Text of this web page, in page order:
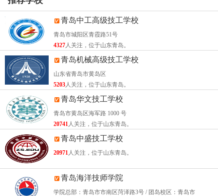
临沂卫生学校办学宗旨
建校以来，特别是改革开放以来，卫校人秉承“厚德、笃
学、精诚、创新”的校训和“团结、严谨、守纪、爱校”的校
风，解放思想，与时俱进，团结拼搏，开拓进取，办学规模
不断扩大，办学层次全面提升，办学水平显著提高，走出了
一条特色办学之路。
在了解了之后，大家可以根据自己的情况来进行选择。无论
是成功还是失败，都请不要气馁，只要在以后的日子里，认
真学习，你就会获得自己应有的收获。如果你还有什么相关
的问题，可以给我们留言或者咨询，我们将尽快为你进行回
复。
每一个人都是不完美的，不一定一次性就可以考上理想的学
校，这时候既可以复读，让自己重新选择学校的机会，也可
青岛中工高级技工学校
青岛市城阳区青霞路51号
4327 人关注，位于山东青岛。
青岛机械高级技工学校
山东省青岛市黄岛区
5203 人关注，位于山东青岛。
青岛华文技工学校
青岛市黄岛区海军路 1000 号
20741 人关注，位于山东青岛。
青岛中盛技工学校
20971 人关注，位于山东青岛。
青岛海洋技师学院
学院总部：青岛市市南区菏泽路3号 / 团岛校区：青岛市